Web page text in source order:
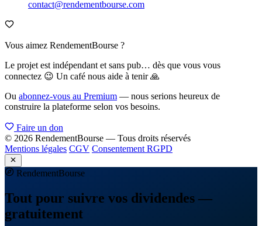
contact@rendementbourse.com
Vous aimez RendementBourse ?
Le projet est indépendant et sans pub… dès que vous vous
connectez 😉 Un café nous aide à tenir 🙏
Ou abonnez-vous au Premium — nous serions heureux de
construire la plateforme selon vos besoins.
Faire un don
© 2026 RendementBourse — Tous droits réservés
Mentions légales CGV Consentement RGPD
RendementBourse
Tout pour suivre vos dividendes —
gratuitement